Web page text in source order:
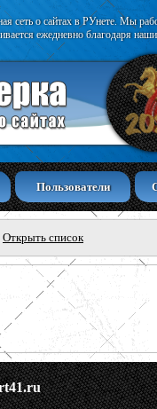
сеть о сайтах в РУнете. Мы
ежедневно благодаря
Пользователи
Открыть список